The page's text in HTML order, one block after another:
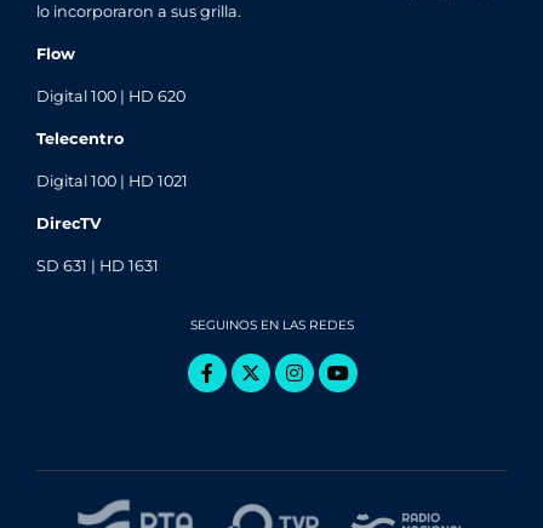
lo incorporaron a sus grilla.
Flow
Digital 100 | HD 620
Telecentro
Digital 100 | HD 1021
DirecTV
SD 631 | HD 1631
SEGUINOS EN LAS REDES